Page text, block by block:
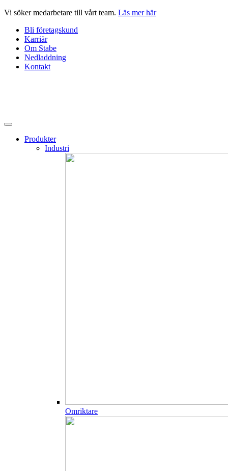
Hoppa
innehåll
Vi söker medarbetare till vårt team. Läs mer här
Bli företagskund
Karriär
Om Stabe
Nedladdning
Kontakt
Produkter
Industri
Omriktare